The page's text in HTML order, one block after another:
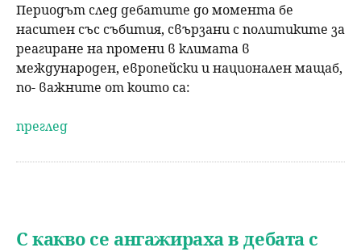
Периодът след дебатите до момента бе
наситен със събития, свързани с политиките за
реагиране на промени в климата в
международен, европейски и национален мащаб,
по- важните от които са:
преглед
С какво се ангажираха в дебата с